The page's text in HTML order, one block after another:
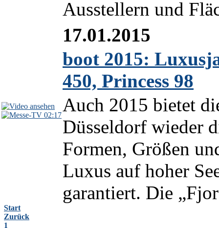
Ausstellern und
02:17
17.01.2015
boot 2015:
450, Princess 98
Auch 2015 bietet
Düsseldorf wieder
Formen, Größen
Luxus auf hoher
garantiert. Die
Start
Zurück
1